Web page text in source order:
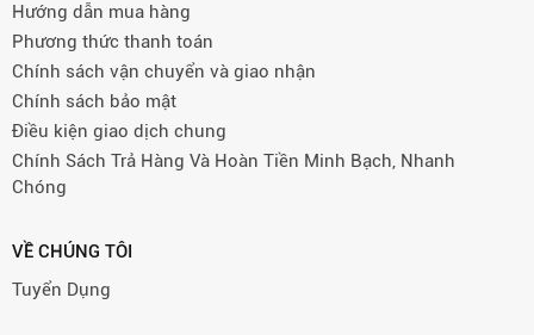
Hướng dẫn mua hàng
Phương thức thanh toán
Chính sách vận chuyển và giao nhận
Chính sách bảo mật
Điều kiện giao dịch chung
Chính Sách Trả Hàng Và Hoàn Tiền Minh Bạch, Nhanh
Chóng
VỀ CHÚNG TÔI
Tuyển Dụng